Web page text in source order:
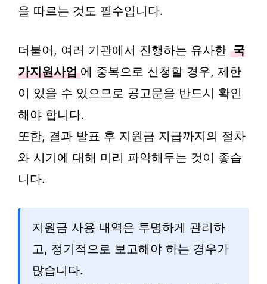
을 따르는 것도 필수입니다.
더불어, 여러 기관에서 진행하는 유사한 국
가지원사업 에 중복으로 신청할 경우, 제한
이 있을 수 있으므로 공고문을 반드시 확인
해야 합니다.
또한, 결과 발표 후 지원금 지급까지의 절차
와 시기에 대해 미리 파악해두는 것이 좋습
니다.
지원금 사용 내역은 투명하게 관리하
고, 정기적으로 보고해야 하는 경우가
많습니다.